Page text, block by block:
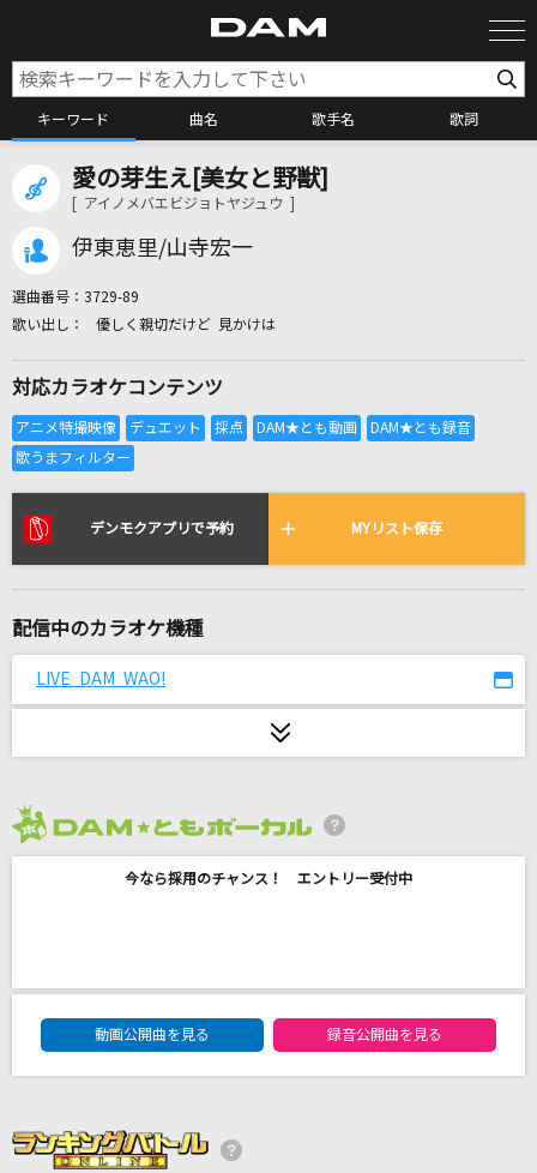
キーワード 曲名 歌手名 歌詞
カラオケ検索
全国りれき
リアルタイムで歌われている曲の一覧
GIRI GIRI -アニメ映像 ver.-
XY&Z
サトシ(松本梨香)
milet
HOWEVER
L'Arc-en-Ciel
愛の芽生え[美女と野獣]
[ アイノメバエビジョトヤジュウ ]
伊東恵里/山寺宏一
選曲番号： 3729-89
優しく親切だけど 見かけは
対応カラオケコンテンツ
デンモクアプリで予約 MYリスト保存
配信中のカラオケ機種
LIVE DAM WAO!
今なら採用のチャンス！ エントリー受付中
DAM★ともボーカルエントリーランキング
動画公開曲を見る
録音公開曲を見る